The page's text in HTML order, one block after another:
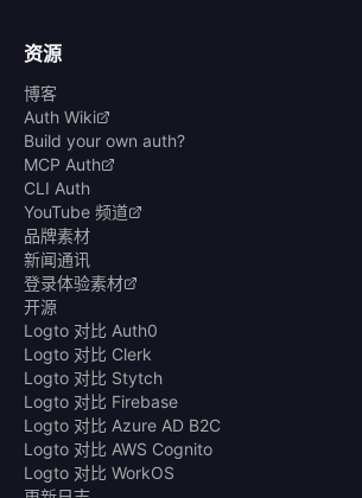
资源
博客
Auth Wiki
Build your own auth?
MCP Auth
CLI Auth
YouTube 频道
品牌素材
新闻通讯
登录体验素材
开源
Logto 对比 Auth0
Logto 对比 Clerk
Logto 对比 Stytch
Logto 对比 Firebase
Logto 对比 Azure AD B2C
Logto 对比 AWS Cognito
Logto 对比 WorkOS